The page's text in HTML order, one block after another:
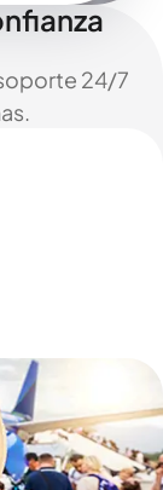
24/7